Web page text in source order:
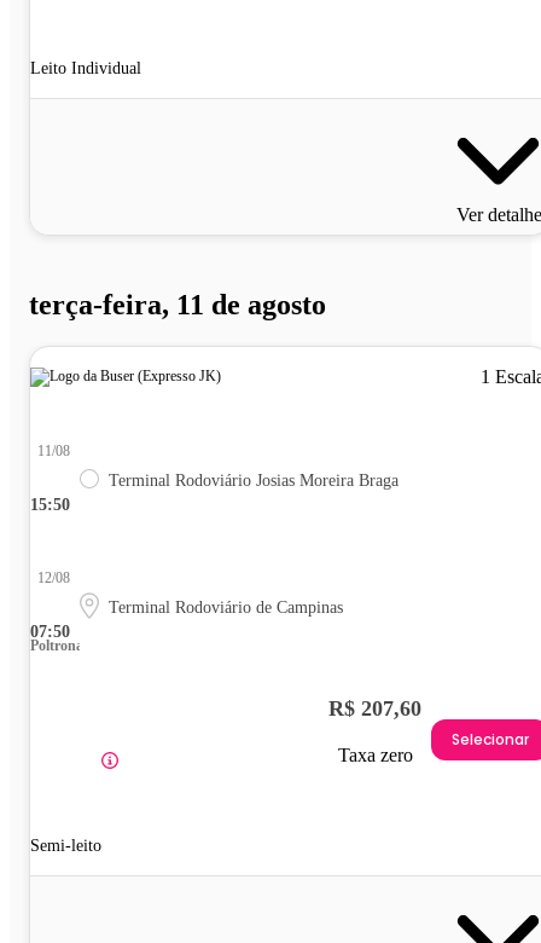
Leito Individual
Ver
terça-feira, 11 de agosto
1
15:50
11/08
Terminal Rodoviário Josias Moreira Braga
07:50
12/08
Terminal Rodoviário de Campinas
Poltrona
Semi-leito
R$ 207,60
Taxa zero
Selecionar